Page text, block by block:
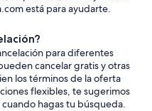
está para ayudarte.
para diferentes
cancelar gratis y otras
los términos de la oferta
flexibles, te sugerimos
hagas tu búsqueda.